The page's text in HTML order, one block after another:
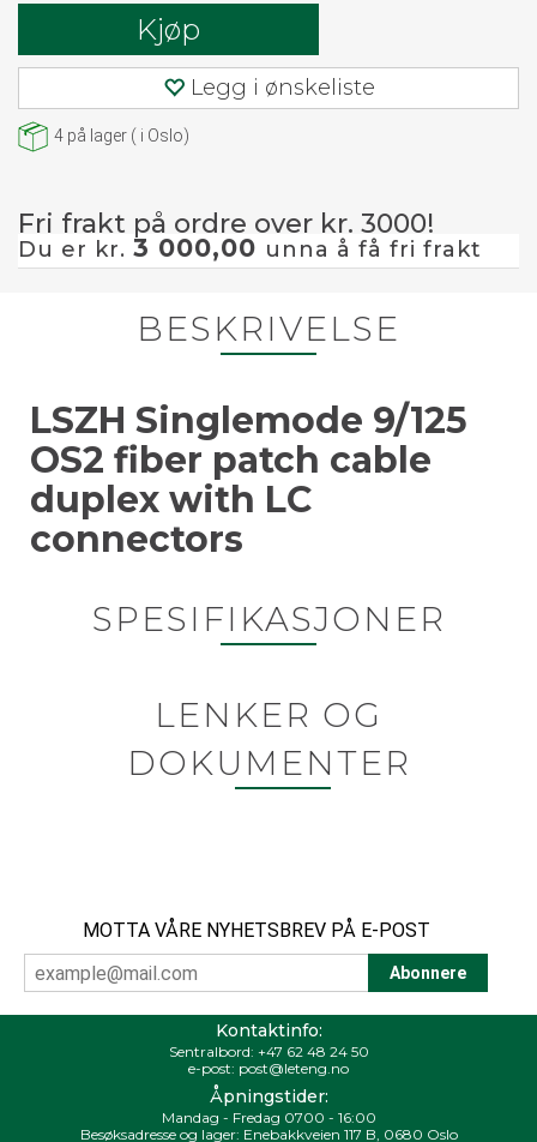
Kjøp
Legg i ønskeliste
4 på lager ( i Oslo)
Fri frakt på ordre over kr. 3000!
Du er kr. 3 000,00 unna å få fri frakt
BESKRIVELSE
LSZH Singlemode 9/125
OS2 fiber patch cable
duplex with LC
connectors
SPESIFIKASJONER
LENKER OG
DOKUMENTER
MOTTA VÅRE NYHETSBREV PÅ E-POST
Kontaktinfo:
Sentralbord: +47 62 48 24 50
e-post: post@leteng.no
Åpningstider:
Mandag - Fredag 0700 - 16:00
Besøksadresse og lager: Enebakkveien 117 B, 0680 Oslo